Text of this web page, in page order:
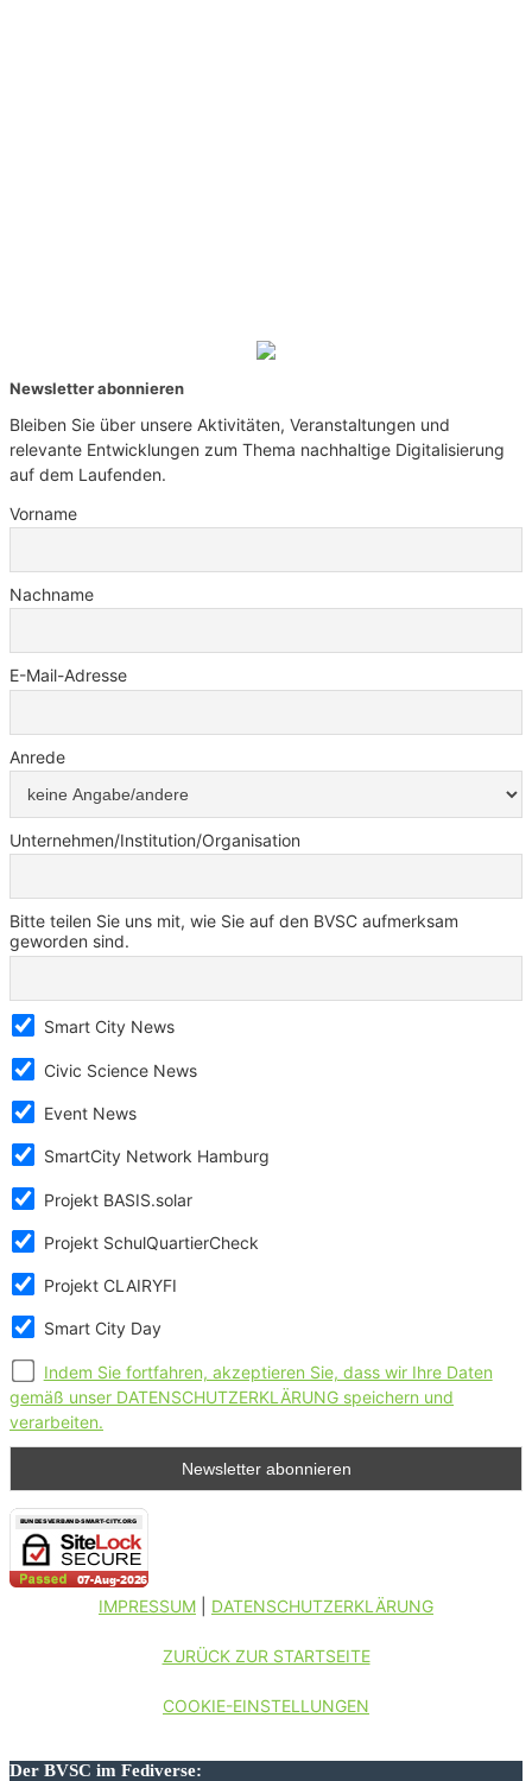
Newsletter abonnieren
Bleiben Sie über unsere Aktivitäten, Veranstaltungen und
relevante Entwicklungen zum Thema nachhaltige Digitalisierung
auf dem Laufenden.
Vorname
Nachname
E-Mail-Adresse
Anrede
Unternehmen/Institution/Organisation
Bitte teilen Sie uns mit, wie Sie auf den BVSC aufmerksam
geworden sind.
Smart City News
Civic Science News
Event News
SmartCity Network Hamburg
Projekt BASIS.solar
Projekt SchulQuartierCheck
Projekt CLAIRYFI
Smart City Day
Indem Sie fortfahren, akzeptieren Sie, dass wir Ihre Daten
gemäß unser DATENSCHUTZERKLÄRUNG speichern und
verarbeiten.
IMPRESSUM DATENSCHUTZERKLÄRUNG
ZURÜCK ZUR STARTSEITE
COOKIE-EINSTELLUNGEN
Der BVSC im Fediverse: